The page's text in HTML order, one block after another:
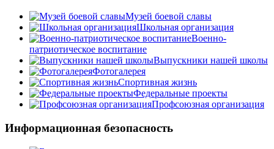
Музей боевой славы
Школьная организация
Военно-
патриотическое воспитание
Выпускники нашей школы
Фотогалерея
Спортивная жизнь
Федеральные проекты
Профсоюзная организация
Информационная безопасность